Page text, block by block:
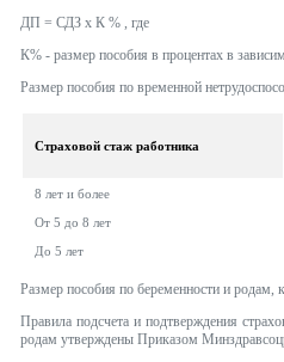
ДП = СДЗ х К % , где
К% - размер пособия в процентах в
Размер пособия по временной
Страховой стаж работника
8 лет и более
От 5 до 8 лет
До 5 лет
Размер пособия по беременности и родам,
Правила подсчета и подтверждения
родам утверждены Приказом